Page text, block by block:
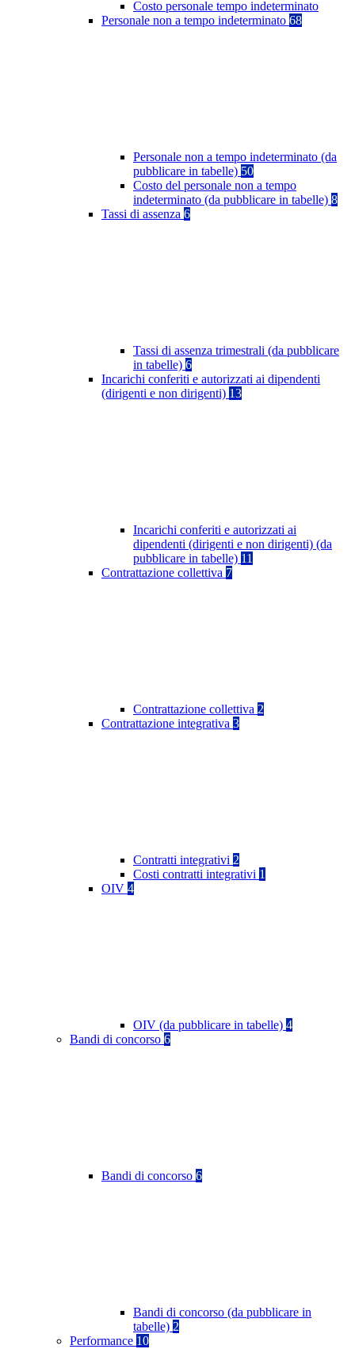
Costo personale tempo indeterminato
Personale non a tempo indeterminato 68
Personale non a tempo indeterminato (da
pubblicare in tabelle) 50
Costo del personale non a tempo
indeterminato (da pubblicare in tabelle) 8
Tassi di assenza 6
Tassi di assenza trimestrali (da pubblicare
in tabelle) 6
Incarichi conferiti e autorizzati ai dipendenti
(dirigenti e non dirigenti) 13
Incarichi conferiti e autorizzati ai
dipendenti (dirigenti e non dirigenti) (da
pubblicare in tabelle) 11
Contrattazione collettiva 7
Contrattazione collettiva 2
Contrattazione integrativa 3
Contratti integrativi 2
Costi contratti integrativi 1
OIV 4
OIV (da pubblicare in tabelle) 4
Bandi di concorso 6
Bandi di concorso 6
Bandi di concorso (da pubblicare in
tabelle) 2
Performance 10